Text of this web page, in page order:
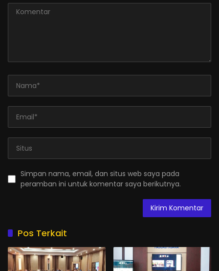
Simpan nama, email, dan situs web saya pada
peramban ini untuk komentar saya berikutnya.
Pos Terkait